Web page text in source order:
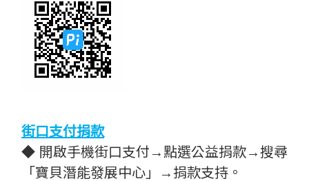
街口支付捐款
◆ 開啟手機街口支付→點選公益捐款→搜尋
「寶貝潛能發展中心」→捐款支持。